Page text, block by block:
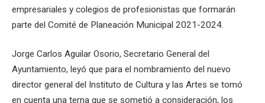
empresariales y colegios de profesionistas que formarán
parte del Comité de Planeación Municipal 2021-2024.
Jorge Carlos Aguilar Osorio, Secretario General del
Ayuntamiento, leyó que para el nombramiento del nuevo
director general del Instituto de Cultura y las Artes se tomó
en cuenta una terna que se sometió a consideración, los